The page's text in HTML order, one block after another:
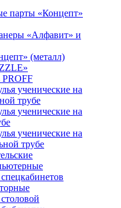
парты «Концепт»
«Алфавит» и
(металл)
PROFF
ученические на
трубе
ученические на
ученические на
трубе